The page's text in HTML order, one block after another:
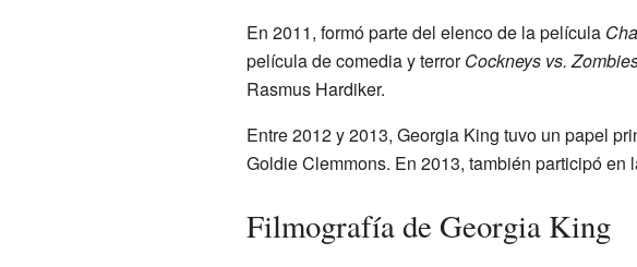
En 2011, formó parte del elenco de la película
película de comedia y terrorCockneys vs.
Rasmus Hardiker.
Entre 2012 y 2013, Georgia King tuvo un papel
Goldie Clemmons. En 2013, también participó en
Filmografía de Georgia King